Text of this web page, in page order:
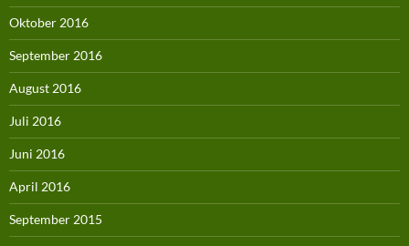
Oktober 2016
September 2016
August 2016
Juli 2016
Juni 2016
April 2016
September 2015